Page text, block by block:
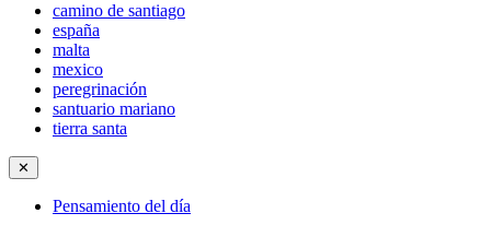
camino de santiago
españa
malta
mexico
peregrinación
santuario mariano
tierra santa
✕
Pensamiento del día